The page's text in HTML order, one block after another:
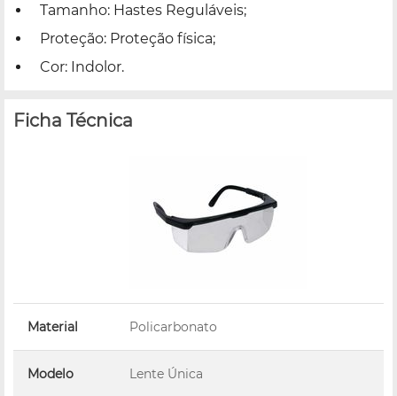
Tamanho: Hastes Reguláveis;
Proteção: Proteção física;
Cor: Indolor.
Ficha Técnica
Material Policarbonato
Modelo Lente Única